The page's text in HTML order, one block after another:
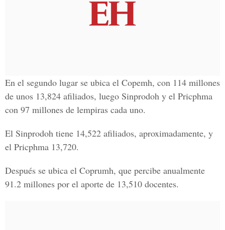
En el segundo lugar se ubica el Copemh, con 114 millones
de unos 13,824 afiliados, luego Sinprodoh y el Pricphma
con 97 millones de lempiras cada uno.
El Sinprodoh tiene 14,522 afiliados, aproximadamente, y
el Pricphma 13,720.
Después se ubica el Coprumh, que percibe anualmente
91.2 millones por el aporte de 13,510 docentes.